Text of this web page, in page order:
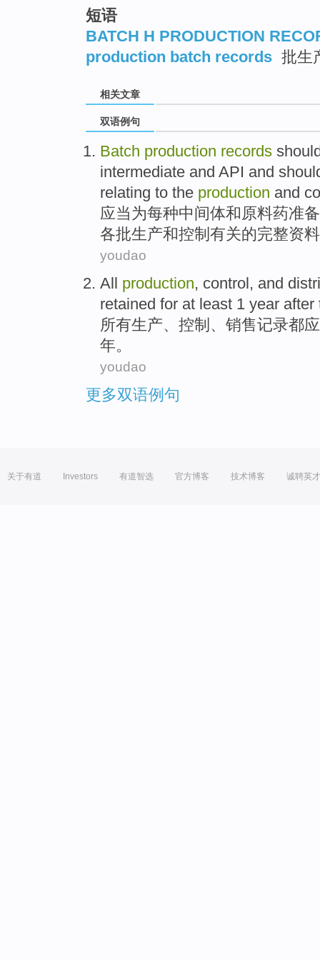
短语
BATCH H PRODUCTION
production batch records 批生
相关文章
双语例句
Batch production records
intermediate and API and
relating to the production and
应当为每种中间体和原料药准备
各批生产和控制 有关的完整资料
youdao
All production, control, and
retained for at least 1 year after
所有生产、 控制 、 销售记录都应
年。
youdao
更多双语例句
关于有道 Investors 有道智选 官方博客 技术博客 诚聘英才